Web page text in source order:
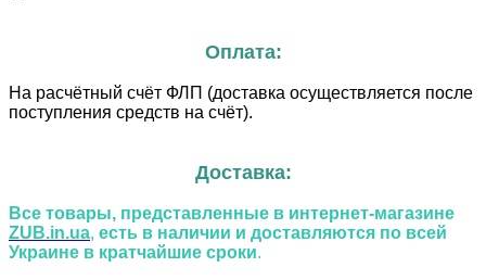
Оплата:
На расчётный счёт ФЛП (доставка осуществляется после
поступления средств на счёт).
Доставка:
Все товары, представленные в интернет-магазине
ZUB.in.ua, есть в наличии и доставляются по всей
Украине в кратчайшие сроки.